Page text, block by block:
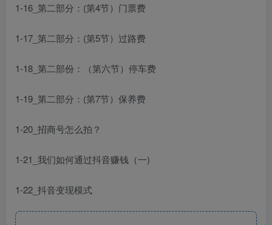
1-16_第二部分：(第4节）门票费
1-17_第二部分：(第5节）过路费
1-18_第二部份：（第六节）停车费
1-19_第二部分：(第7节）保养费
1-20_招商号怎么拍？
1-21_我们如何通过抖音赚钱（一)
1-22_抖音变现模式